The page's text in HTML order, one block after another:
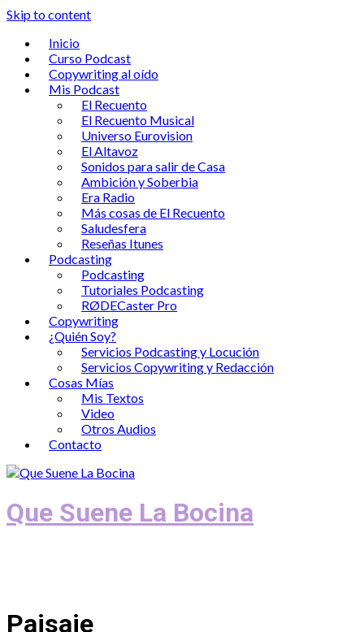
Skip to content
Inicio
Curso Podcast
Copywriting al oído
Mis Podcast
El Recuento
El Recuento Musical
Universo Eurovision
El Altavoz
Sonidos para salir de Casa
Ambición y Soberbia
Era Radio
Más cosas de El Recuento
Saludesfera
Reseñas Itunes
Podcasting
Podcasting
Tutoriales Podcasting
RØDECaster Pro
Copywriting
¿Quién Soy?
Servicios Podcasting y Locución
Servicios Copywriting y Redacción
Cosas Mías
Mis Textos
Video
Otros Audios
Contacto
Que Suene La Bocina
Paisaje